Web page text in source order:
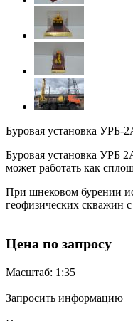
Буровая установка УРБ-
Буровая установка УРБ
может работать как
При шнековом бурении
геофизических скважин
Цена по запросу
Масштаб: 1:35
Запросить информацию